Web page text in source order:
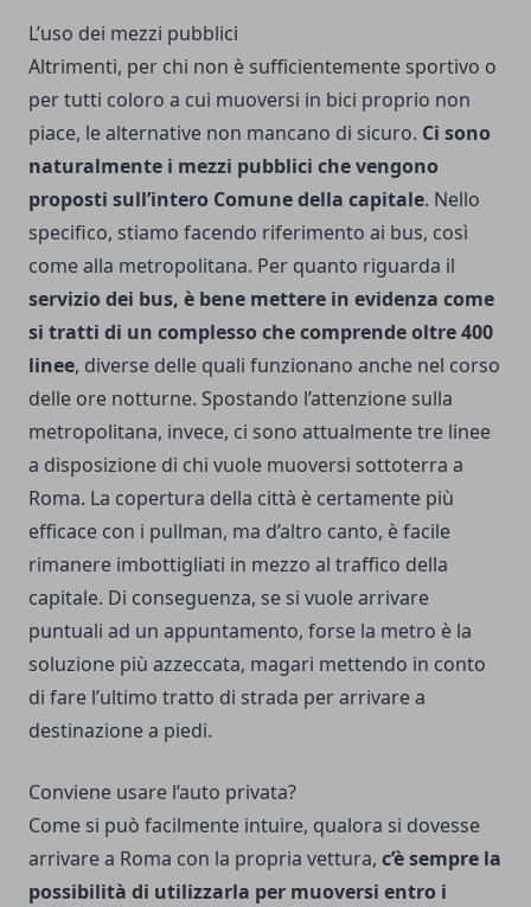
L’uso dei mezzi pubblici
Altrimenti, per chi non è sufficientemente sportivo o
per tutti coloro a cui muoversi in bici proprio non
piace, le alternative non mancano di sicuro. Ci sono
naturalmente i mezzi pubblici che vengono
proposti sull’intero Comune della capitale. Nello
specifico, stiamo facendo riferimento ai bus, così
come alla metropolitana. Per quanto riguarda il
servizio dei bus, è bene mettere in evidenza come
si tratti di un complesso che comprende oltre 400
linee, diverse delle quali funzionano anche nel corso
delle ore notturne. Spostando l’attenzione sulla
metropolitana, invece, ci sono attualmente tre linee
a disposizione di chi vuole muoversi sottoterra a
Roma. La copertura della città è certamente più
efficace con i pullman, ma d’altro canto, è facile
rimanere imbottigliati in mezzo al traffico della
capitale. Di conseguenza, se si vuole arrivare
puntuali ad un appuntamento, forse la metro è la
soluzione più azzeccata, magari mettendo in conto
di fare l’ultimo tratto di strada per arrivare a
destinazione a piedi.
Conviene usare l’auto privata?
Come si può facilmente intuire, qualora si dovesse
arrivare a Roma con la propria vettura, c’è sempre la
possibilità di utilizzarla per muoversi entro i